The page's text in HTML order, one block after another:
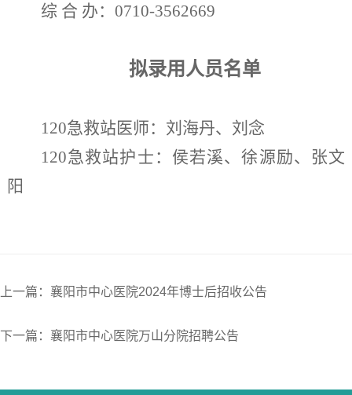
综 合 办：0710-3562669
拟录用人员名单
120急救站医师：刘海丹、刘念
120急救站护士：侯若溪、徐源励、张文
阳
上一篇：襄阳市中心医院2024年博士后招收公告
下一篇：襄阳市中心医院万山分院招聘公告